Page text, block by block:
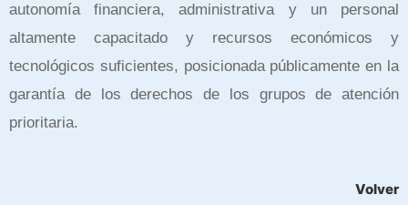
autonomía financiera, administrativa y un personal
altamente capacitado y recursos económicos y
tecnológicos suficientes, posicionada públicamente en la
garantía de los derechos de los grupos de atención
prioritaria.
Volver